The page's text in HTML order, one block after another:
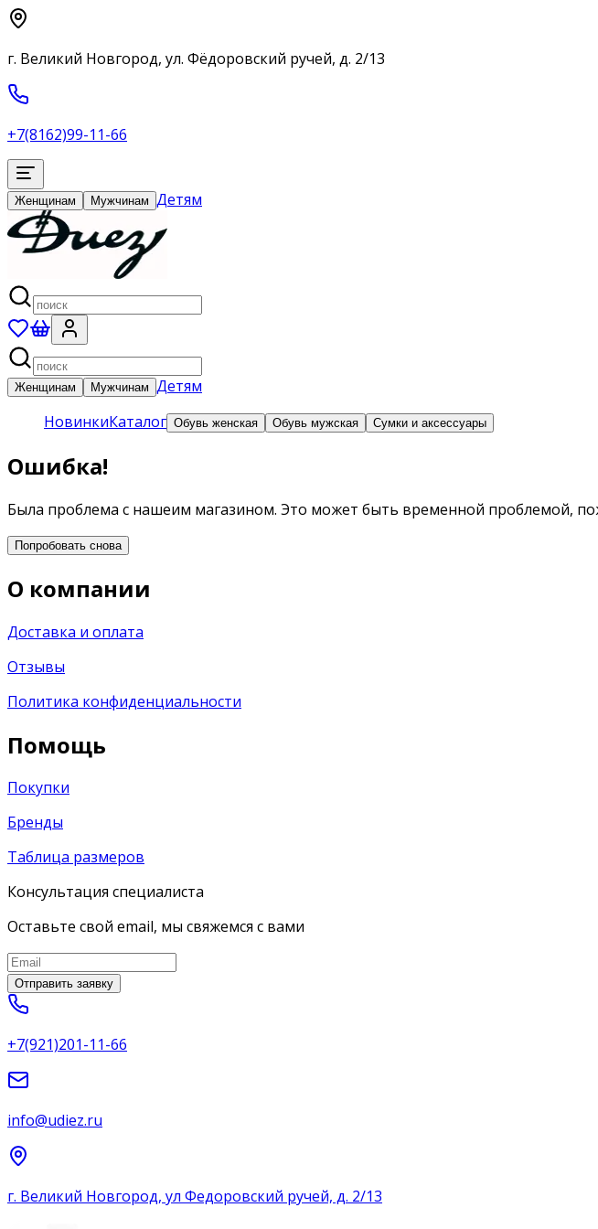
г. Великий Новгород, ул. Фёдоровский ручей, д. 2/13
+7(8162)99-11-66
Женщинам Мужчинам Детям
Женщинам Мужчинам Детям
НовинкиКаталог Обувь женская Обувь мужская Сумки и аксессуары
Ошибка!
Была проблема с нашеим магазином. Это может быть временной проблемой,
Попробовать снова
О компании
Доставка и оплата
Отзывы
Политика конфиденциальности
Помощь
Покупки
Бренды
Таблица размеров
Консультация специалиста
Оставьте свой email, мы свяжемся с вами
Отправить заявку
+7(921)201-11-66
info@udiez.ru
г. Великий Новгород, ул Федоровский ручей, д. 2/13